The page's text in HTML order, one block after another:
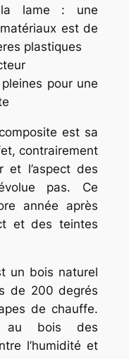
lame : une
est de
plastiques
pour une
est sa
contrairement
et l’aspect des
pas. Ce
année après
et des teintes
un bois naturel
de 200 degrés
de chauffe.
au bois des
l’humidité et